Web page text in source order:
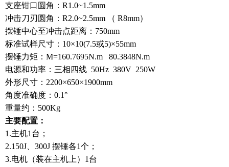
支座钳口圆角：R1.0~1.5mm
冲击刀刃圆角：R2.0~2.5mm （ R8mm）
摆锤中心至冲击点距离：750mm
标准试样尺寸：10×10(7.5或5)×55mm
摆锤力矩：M=160.7695N.m 80.3848N.m
电源和功率：三相四线 50Hz 380V 250W
外形尺寸：2200×650×1900mm
角度准确度：0.1°
重量约：500Kg
主要配置：
1.主机1台；
2.150J、300J 摆锤各1个；
3.电机（装在主机上）1台